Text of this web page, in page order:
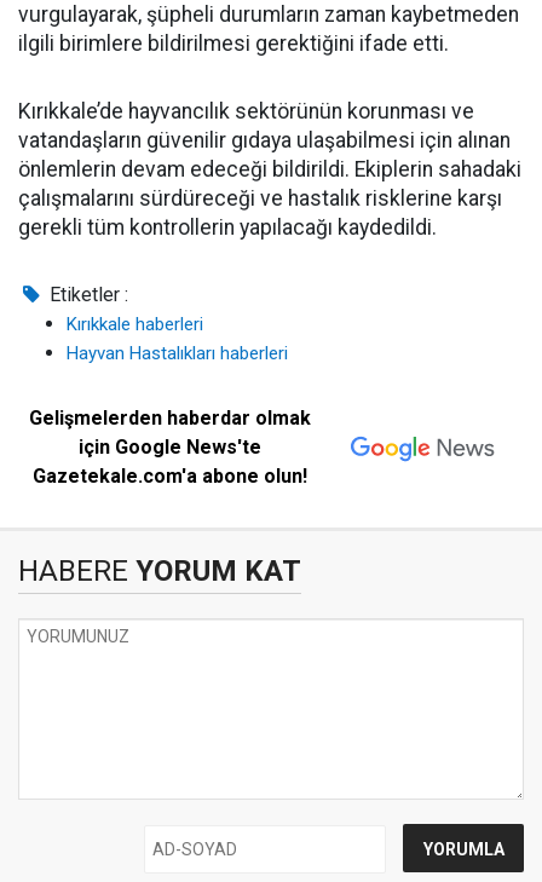
vurgulayarak, şüpheli durumların zaman kaybetmeden
ilgili birimlere bildirilmesi gerektiğini ifade etti.
Kırıkkale’de hayvancılık sektörünün korunması ve
vatandaşların güvenilir gıdaya ulaşabilmesi için alınan
önlemlerin devam edeceği bildirildi. Ekiplerin sahadaki
çalışmalarını sürdüreceği ve hastalık risklerine karşı
gerekli tüm kontrollerin yapılacağı kaydedildi.
Etiketler :
Kırıkkale haberleri
Hayvan Hastalıkları haberleri
Gelişmelerden haberdar olmak
için Google News'te
Gazetekale.com'a abone olun!
HABERE YORUM KAT